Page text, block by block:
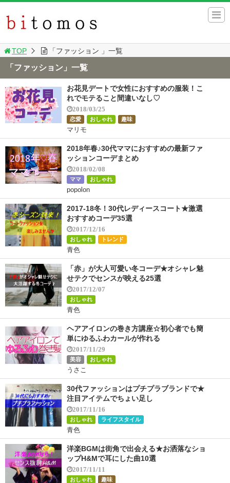
TOP 「ファッション 」一覧
「ファッション」一覧
お花見デートで女性におすすめの服装！こ
れでモテること間違いなし♡
2018/03/25
恋愛 おしゃれ 趣味
マリモ
2018年春♪30代ママにおすすめの最新ファ
ッションコーデまとめ
2018/02/08
ママ おしゃれ
popolon
2017-18冬！30代レディースコート★激選
おすすめコーデ35選
2017/12/16
おしゃれ トレンド
青色
「赤」が大人可愛い冬コーデ★オシャレ魅
せテクでセンスが映える25選
2017/12/07
おしゃれ
青色
ヘアアイロンの巻き方講座☆初心者でも簡
単にゆるふわカールが作れる
2017/11/29
美容 おしゃれ
うさこ
30代ファッションはプチプラブランドで★
注目アイテムでちょい足し
2017/11/16
おしゃれ ライフスタイル
青色
洋楽BGMは街角で出会える★お洒落なショ
ップH&Mで耳にした曲10選
2017/11/11
おしゃれ 趣味